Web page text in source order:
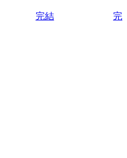
完結 完